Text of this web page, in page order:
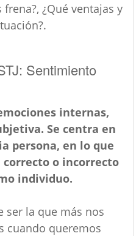
¿Qué ventajas y
Sentimiento
internas,
Se centra en
persona, en lo que
o incorrecto
individuo.
ser la que más nos
cuando queremos